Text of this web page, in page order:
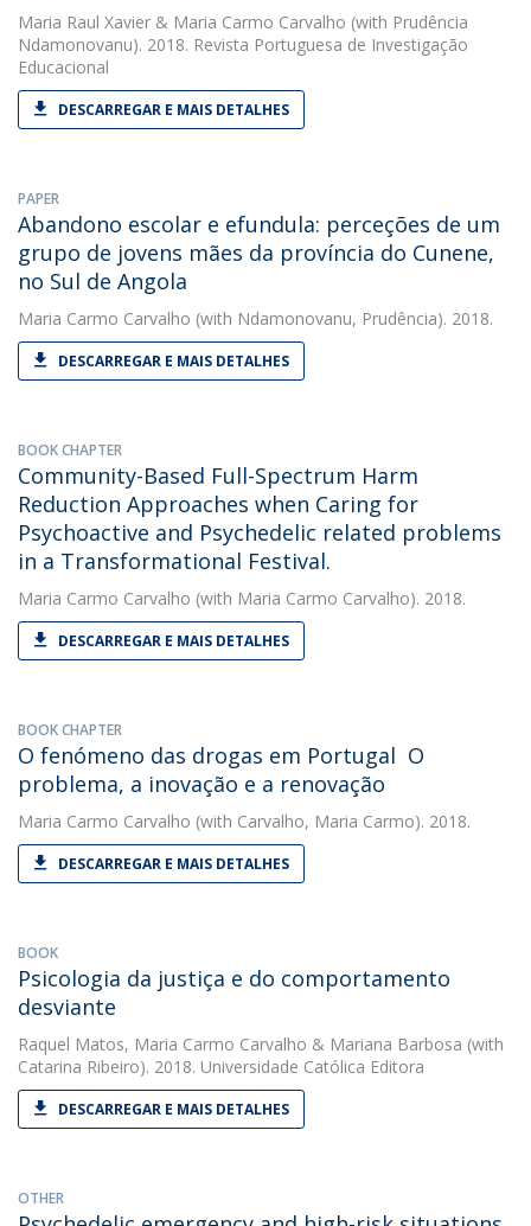
Maria Raul Xavier & Maria Carmo Carvalho (with Prudência
Ndamonovanu). 2018. Revista Portuguesa de Investigação
Educacional
DESCARREGAR E MAIS DETALHES
PAPER
Abandono escolar e efundula: perceções de um
grupo de jovens mães da província do Cunene,
no Sul de Angola
Maria Carmo Carvalho (with Ndamonovanu, Prudência). 2018.
DESCARREGAR E MAIS DETALHES
BOOK CHAPTER
Community-Based Full-Spectrum Harm
Reduction Approaches when Caring for
Psychoactive and Psychedelic related problems
in a Transformational Festival.
Maria Carmo Carvalho (with Maria Carmo Carvalho). 2018.
DESCARREGAR E MAIS DETALHES
BOOK CHAPTER
O fenómeno das drogas em Portugal  O
problema, a inovação e a renovação
Maria Carmo Carvalho (with Carvalho, Maria Carmo). 2018.
DESCARREGAR E MAIS DETALHES
BOOK
Psicologia da justiça e do comportamento
desviante
Raquel Matos, Maria Carmo Carvalho & Mariana Barbosa (with
Catarina Ribeiro). 2018. Universidade Católica Editora
DESCARREGAR E MAIS DETALHES
OTHER